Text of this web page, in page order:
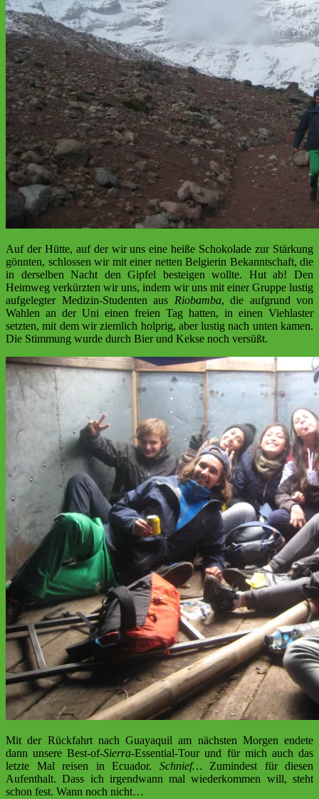
Auf der Hütte, auf der wir uns eine heiße Schokolade zur Stärkung
gönnten, schlossen wir mit einer netten Belgierin Bekanntschaft, die
in derselben Nacht den Gipfel besteigen wollte. Hut ab! Den
Heimweg verkürzten wir uns, indem wir uns mit einer Gruppe lustig
aufgelegter Medizin-Studenten aus Riobamba, die aufgrund von
Wahlen an der Uni einen freien Tag hatten, in einen Viehlaster
setzten, mit dem wir ziemlich holprig, aber lustig nach unten kamen.
Die Stimmung wurde durch Bier und Kekse noch versüßt.
Mit der Rückfahrt nach Guayaquil am nächsten Morgen endete
dann unsere Best-of-Sierra-Essential-Tour und für mich auch das
letzte Mal reisen in Ecuador. Schnief… Zumindest für diesen
Aufenthalt. Dass ich irgendwann mal wiederkommen will, steht
schon fest. Wann noch nicht…